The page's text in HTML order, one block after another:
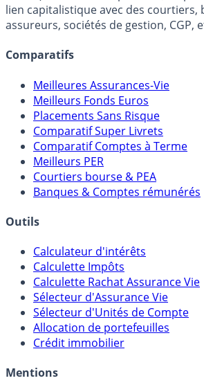
Online) est 100% indépendant, ne
lien capitalistique avec des courtiers,
Meilleures Assurances-Vie
Meilleurs Fonds Euros
Placements Sans Risque
Comparatif Super Livrets
Comparatif Comptes à Terme
Meilleurs PER
Courtiers bourse & PEA
Calculateur d'intérêts
Calculette Impôts
Calculette Rachat Assurance Vie
Sélecteur d'Assurance Vie
Sélecteur d'Unités de Compte
Allocation de portefeuilles